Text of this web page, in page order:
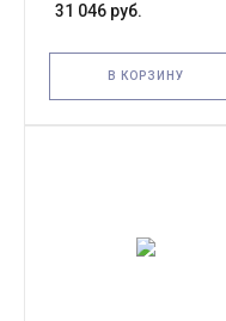
передвижения (G)
31 046 руб.
В КОРЗИНУ